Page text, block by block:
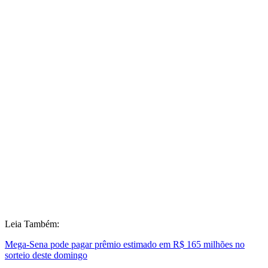
Leia Também:
Mega-Sena pode pagar prêmio estimado em R$ 165 milhões no
sorteio deste domingo